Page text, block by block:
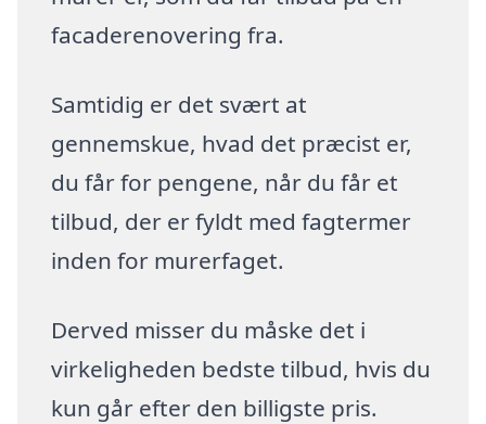
facaderenovering fra.
Samtidig er det svært at
gennemskue, hvad det præcist er,
du får for pengene, når du får et
tilbud, der er fyldt med fagtermer
inden for murerfaget.
Derved misser du måske det i
virkeligheden bedste tilbud, hvis du
kun går efter den billigste pris.